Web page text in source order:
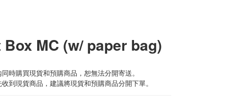
MC (w/ paper bag)
時購買現貨和預購商品，恕無法分開寄送。
先收到現貨商品，建議將現貨和預購商品分開下單。